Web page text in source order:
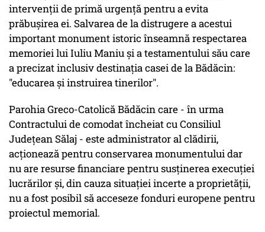
intervenţii de primă urgenţă pentru a evita
prăbuşirea ei. Salvarea de la distrugere a acestui
important monument istoric înseamnă respectarea
memoriei lui Iuliu Maniu și a testamentului său care
a precizat inclusiv destinația casei de la Bădăcin:
"educarea și instruirea tinerilor".
Parohia Greco-Catolică Bădăcin care - în urma
Contractului de comodat încheiat cu Consiliul
Judeţean Sălaj - este administrator al clădirii,
acționează pentru conservarea monumentului dar
nu are resurse financiare pentru susţinerea execuţiei
lucrărilor și, din cauza situaţiei incerte a proprietăţii,
nu a fost posibil să acceseze fonduri europene pentru
proiectul memorial.